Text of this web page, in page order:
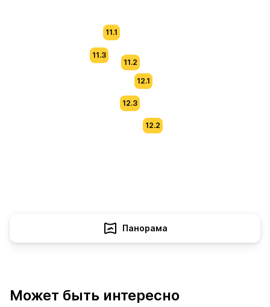
11.3
11.1
11.2
12.1
12.2
12.3
Панорама
Может быть интересно